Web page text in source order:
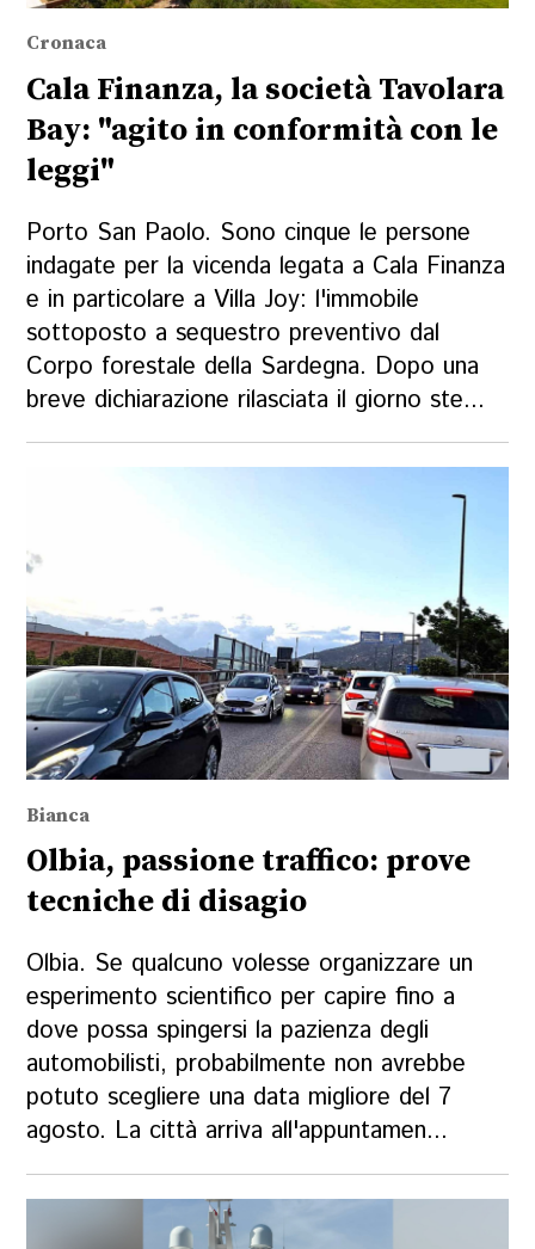
Cronaca
Cala Finanza, la società Tavolara
Bay: "agito in conformità con le
leggi"
Porto San Paolo. Sono cinque le persone
indagate per la vicenda legata a Cala Finanza
e in particolare a Villa Joy: l'immobile
sottoposto a sequestro preventivo dal
Corpo forestale della Sardegna. Dopo una
breve dichiarazione rilasciata il giorno ste...
Bianca
Olbia, passione traffico: prove
tecniche di disagio
Olbia. Se qualcuno volesse organizzare un
esperimento scientifico per capire fino a
dove possa spingersi la pazienza degli
automobilisti, probabilmente non avrebbe
potuto scegliere una data migliore del 7
agosto. La città arriva all'appuntamen...